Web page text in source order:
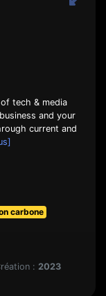
tech & media
and your
current and
carbone
: 2023